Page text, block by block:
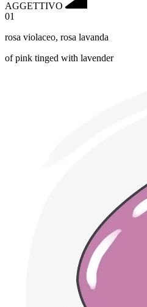
AGGETTIVO
01
rosa violaceo, rosa lavanda
of pink tinged with lavender